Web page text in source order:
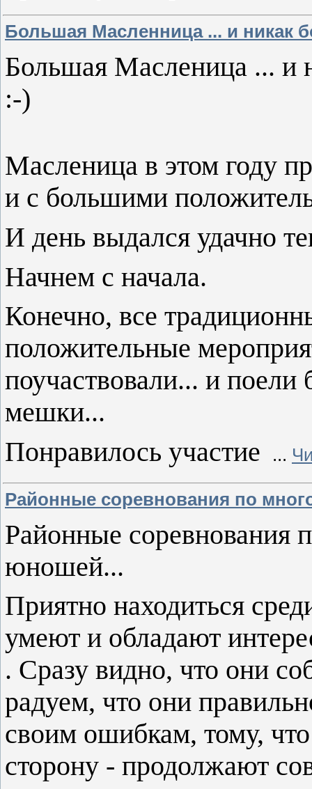
Большая Масленница ... и никак
Большая Масленица ... и
:-)
Масленица в этом году
и с большими
И день выдался удачно
Начнем с начала.
Конечно, все
положительные
поучаствовали... и поели
мешки...
Понравилось участие
...
Районные соревнования по
Районные соревнования
юношей...
Приятно находиться
умеют и обладают
. Сразу видно, что они
радуем, что они
своим ошибкам, тому,
сторону - продолжают